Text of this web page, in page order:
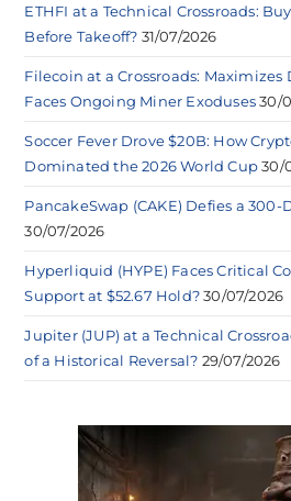
ETHFI at a Technical Crossroads:
Before Takeoff? 31/07/2026
Filecoin at a Crossroads:
Faces Ongoing Miner Exoduses 30/
Soccer Fever Drove $20B: How
Dominated the 2026 World Cup 30/
PancakeSwap (CAKE) Defies a 300-
30/07/2026
Hyperliquid (HYPE) Faces Critical
Support at $52.67 Hold? 30/07/2026
Jupiter (JUP) at a Technical
of a Historical Reversal? 29/07/2026